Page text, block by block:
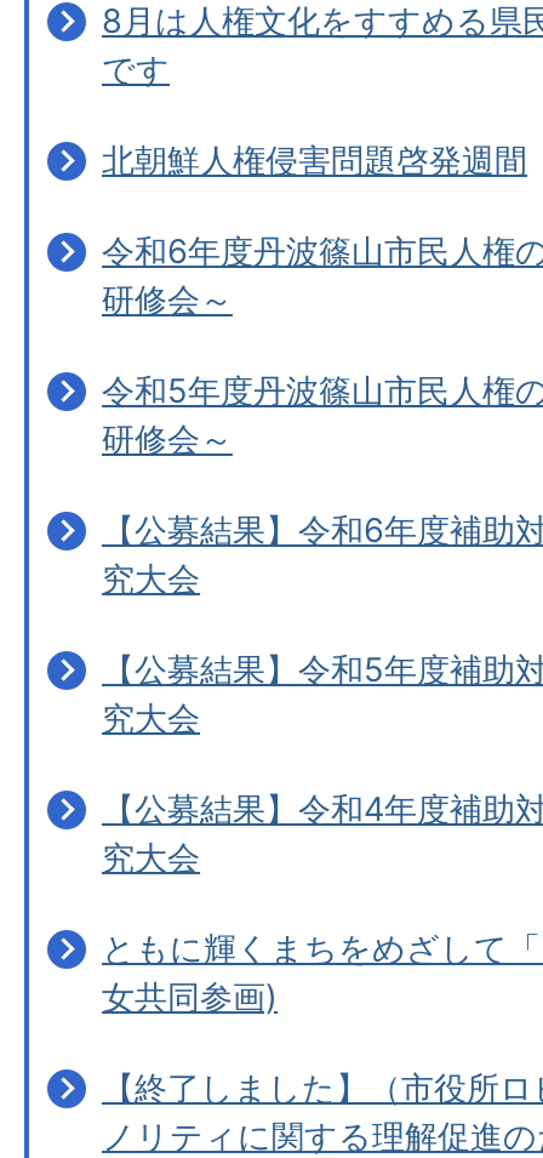
8月は人権文化をすすめる県
です
北朝鮮人権侵害問題啓発週間
令和6年度丹波篠山市民人権
研修会～
令和5年度丹波篠山市民人権
研修会～
【公募結果】令和6年度補助
究大会
【公募結果】令和5年度補助
究大会
【公募結果】令和4年度補助
究大会
ともに輝くまちをめざして
女共同参画)
【終了しました】（市役所
ノリティに関する理解促進